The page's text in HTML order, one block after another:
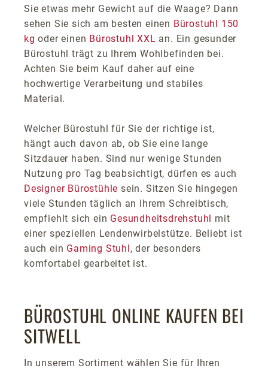
Sie etwas mehr Gewicht auf die Waage? Dann
sehen Sie sich am besten einen Bürostuhl 150
kg oder einen Bürostuhl XXL an. Ein gesunder
Bürostuhl trägt zu Ihrem Wohlbefinden bei.
Achten Sie beim Kauf daher auf eine
hochwertige Verarbeitung und stabiles
Material.
Welcher Bürostuhl für Sie der richtige ist,
hängt auch davon ab, ob Sie eine lange
Sitzdauer haben. Sind nur wenige Stunden
Nutzung pro Tag beabsichtigt, dürfen es auch
Designer Bürostühle sein. Sitzen Sie hingegen
viele Stunden täglich an Ihrem Schreibtisch,
empfiehlt sich ein Gesundheitsdrehstuhl mit
einer speziellen Lendenwirbelstütze. Beliebt ist
auch ein Gaming Stuhl, der besonders
komfortabel gearbeitet ist.
BÜROSTUHL ONLINE KAUFEN BEI
SITWELL
In unserem Sortiment wählen Sie für Ihren